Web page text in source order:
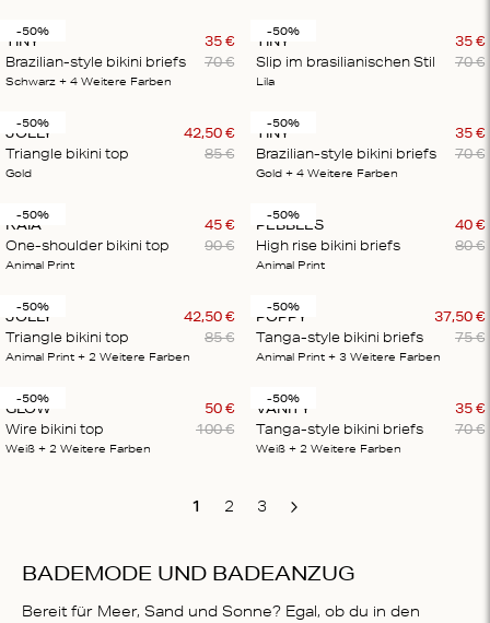
-50%
TINY
Brazilian-style bikini briefs
35€
70€
Schwarz + 4 Weitere Farben
-50%
TINY
Slip im brasilianischen Stil
35€
70€
Lila
-50%
JOLLY
Triangle bikini top
42,50€
85€
Gold
-50%
TINY
Brazilian-style bikini briefs
35€
70€
Gold + 4 Weitere Farben
-50%
KAIA
One-shoulder bikini top
45€
90€
Animal Print
-50%
PEBBLES
High rise bikini briefs
40€
80€
Animal Print
-50%
JOLLY
Triangle bikini top
42,50€
85€
Animal Print + 2 Weitere Farben
-50%
POPPY
Tanga-style bikini briefs
37,50€
75€
Animal Print + 3 Weitere Farben
-50%
GLOW
Wire bikini top
50€
100€
Weiß + 2 Weitere Farben
-50%
VANITY
Tanga-style bikini briefs
35€
70€
Weiß + 2 Weitere Farben
1 2 3 Next
BADEMODE UND BADEANZUG
Bereit für Meer, Sand und Sonne? Egal, ob du in den